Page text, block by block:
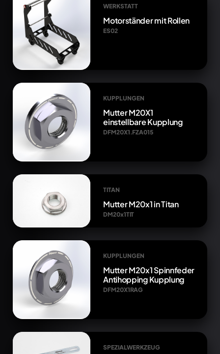
WERKSTATT
Motorständer mit Rollen
ES02
KUPPLUNGEN
Mutter M20X1
einstellbare Kupplung
DFM20X1.FZA015
TITAN
Mutter M20x1 in Titan
DM20x1TIT
KUPPLUNGEN
Mutter M20x1 Spinnfeder
Antihopping Kupplung
DFM20X1RAG
SPEZIALWERKZEUG